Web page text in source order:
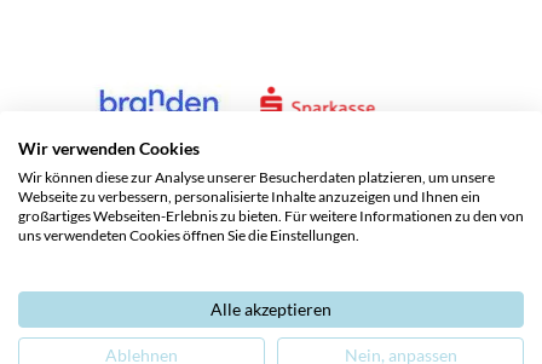
Service und Kontakte
Datenschutz
Wir verwenden Cookies
Wir können diese zur Analyse unserer Besucherdaten platzieren, um unsere
Webseite zu verbessern, personalisierte Inhalte anzuzeigen und Ihnen ein
großartiges Webseiten-Erlebnis zu bieten. Für weitere Informationen zu den von
uns verwendeten Cookies öffnen Sie die Einstellungen.
Alle akzeptieren
Ablehnen Nein, anpassen